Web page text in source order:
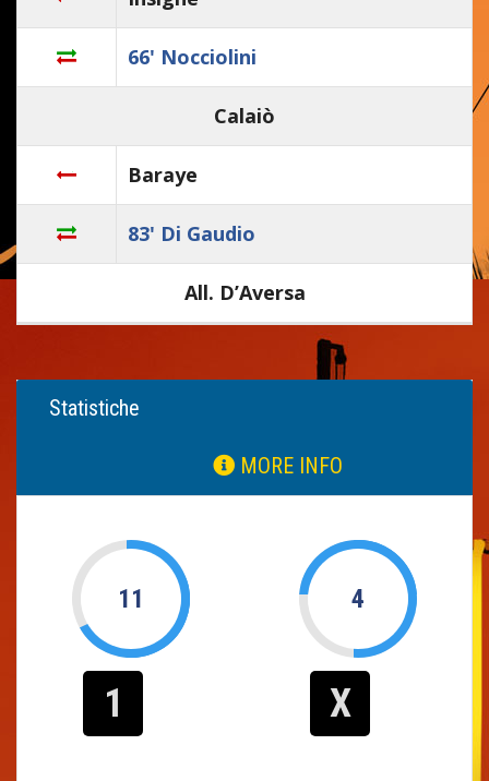
66' Nocciolini
Calaiò
Baraye
83' Di Gaudio
All. D’Aversa
Statistiche
MORE INFO
11
1
4
X